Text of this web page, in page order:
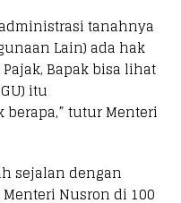
tanahnya
Lain) ada hak
Bapak bisa lihat
itu
tutur Menteri
sejalan dengan
Nusron di 100